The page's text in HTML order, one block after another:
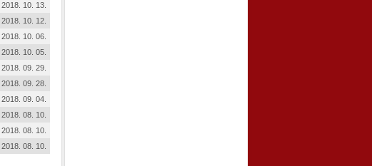
2018. 10. 13.
2018. 10. 12.
2018. 10. 06.
2018. 10. 05.
2018. 09. 29.
2018. 09. 28.
2018. 09. 04.
2018. 08. 10.
2018. 08. 10.
2018. 08. 10.